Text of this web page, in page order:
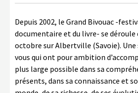
Depuis 2002, le Grand Bivouac -
documentaire et du livre- se déroule
octobre sur Albertville (Savoie). Une
vous qui ont pour ambition
plus large possible dans sa
présents, dans sa connaissance et